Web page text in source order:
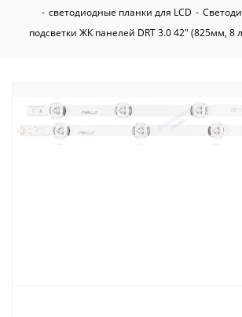
- светодиодные планки для LCD -
подсветки ЖК панелей DRT 3.0 42" (825мм, 8